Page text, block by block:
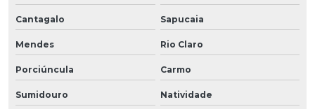
Cantagalo Sapucaia
Mendes Rio Claro
Porciúncula Carmo
Sumidouro Natividade